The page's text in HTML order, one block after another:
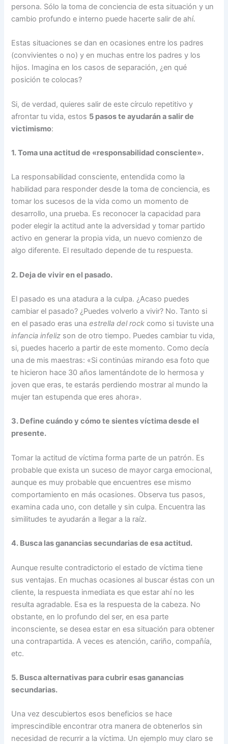
persona. Sólo la toma de conciencia de esta situación y un
cambio profundo e interno puede hacerte salir de ahí.
Estas situaciones se dan en ocasiones entre los padres
(convivientes o no) y en muchas entre los padres y los
hijos. Imagina en los casos de separación, ¿en qué
posición te colocas?
Si, de verdad, quieres salir de este círculo repetitivo y
afrontar tu vida, estos 5 pasos te ayudarán a salir de
victimismo:
1. Toma una actitud de «responsabilidad consciente».
La responsabilidad consciente, entendida como la
habilidad para responder desde la toma de conciencia, es
tomar los sucesos de la vida como un momento de
desarrollo, una prueba. Es reconocer la capacidad para
poder elegir la actitud ante la adversidad y tomar partido
activo en generar la propia vida, un nuevo comienzo de
algo diferente. El resultado depende de tu respuesta.
2. Deja de vivir en el pasado.
El pasado es una atadura a la culpa. ¿Acaso puedes
cambiar el pasado? ¿Puedes volverlo a vivir? No. Tanto si
en el pasado eras unaestrella del rockcomo si tuviste una
infancia infeliz son de otro tiempo. Puedes cambiar tu vida,
si, puedes hacerlo a partir de este momento. Como decía
una de mis maestras: «Si continúas mirando esa foto que
te hicieron hace 30 años lamentándote de lo hermosa y
joven que eras, te estarás perdiendo mostrar al mundo la
mujer tan estupenda que eres ahora».
3. Define cuándo y cómo te sientes víctima desde el
presente.
Tomar la actitud de víctima forma parte de un patrón. Es
probable que exista un suceso de mayor carga emocional,
aunque es muy probable que encuentres ese mismo
comportamiento en más ocasiones. Observa tus pasos,
examina cada uno, con detalle y sin culpa. Encuentra las
similitudes te ayudarán a llegar a la raíz.
4. Busca las ganancias secundarias de esa actitud.
Aunque resulte contradictorio el estado de víctima tiene
sus ventajas. En muchas ocasiones al buscar éstas con un
cliente, la respuesta inmediata es que estar ahí no les
resulta agradable. Esa es la respuesta de la cabeza. No
obstante, en lo profundo del ser, en esa parte
inconsciente, se desea estar en esa situación para obtener
una contrapartida. A veces es atención, cariño, compañía,
etc.
5. Busca alternativas para cubrir esas ganancias
secundarias.
Una vez descubiertos esos beneficios se hace
imprescindible encontrar otra manera de obtenerlos sin
necesidad de recurrir a la víctima. Un ejemplo muy claro se